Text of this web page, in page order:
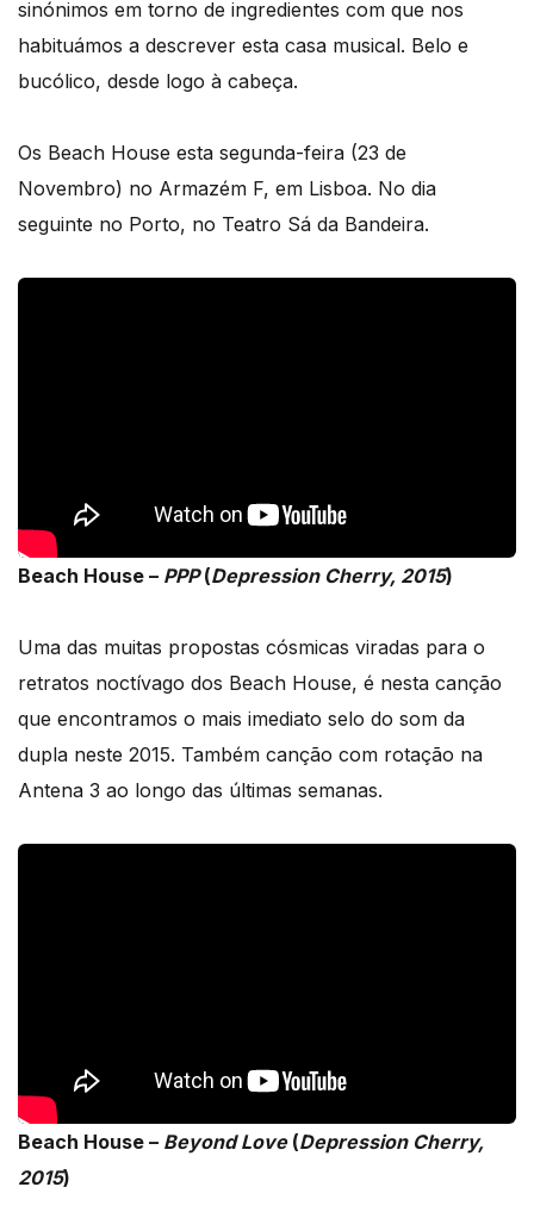
sinónimos em torno de ingredientes com que nos
habituámos a descrever esta casa musical. Belo e
bucólico, desde logo à cabeça.
Os Beach House esta segunda-feira (23 de
Novembro) no Armazém F, em Lisboa. No dia
seguinte no Porto, no Teatro Sá da Bandeira.
Beach House – PPP(Depression Cherry, 2015)
Uma das muitas propostas cósmicas viradas para o
retratos noctívago dos Beach House, é nesta canção
que encontramos o mais imediato selo do som da
dupla neste 2015. Também canção com rotação na
Antena 3 ao longo das últimas semanas.
Beach House – Beyond Love(Depression Cherry,
2015)